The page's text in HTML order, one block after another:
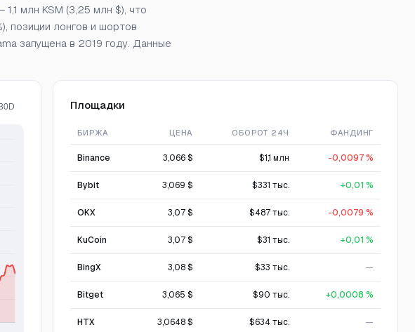
млн KSM (3,25 млн $), что
позиции лонгов и шортов
запущена в 2019 году. Данные
Площадки
БИРЖА ЦЕНА ОБОРОТ 24Ч ФАНДИНГ
Binance 3,066 $ $1,1 млн -0,0097 %
Bybit 3,069 $ $331 тыс. +0,01 %
OKX 3,07 $ $487 тыс. -0,0079 %
KuCoin 3,07 $ $31 тыс. +0,01 %
BingX 3,08 $ $33 тыс. —
Bitget 3,065 $ $90 тыс. +0,0008 %
HTX 3,0648 $ $634 тыс. —